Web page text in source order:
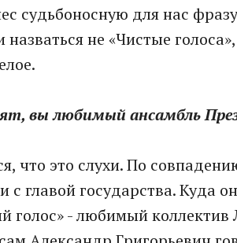
судьбоносную для нас
не «Чистые
вы любимый ансамбль
что это слухи. По
с главой государства. Куда
голос» - любимый